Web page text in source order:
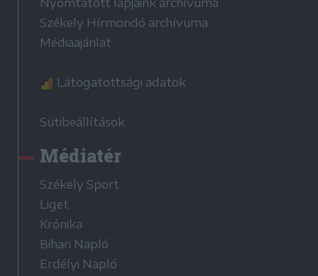
Nyomtatott lapjaink archívuma
Székely Hírmondó archívuma
Médiaajánlat
Látogatottsági adatok
Sütibeállítások
Médiatér
Székely Sport
Liget
Krónika
Bihari Napló
Erdélyi Napló